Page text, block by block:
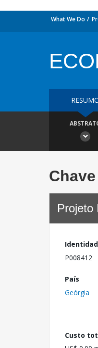
What We Do
Projeto
P008412
País
Geórgia
Custo